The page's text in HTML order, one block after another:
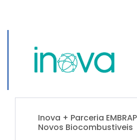
Inova + Parceria
Novos Biocombustiveis